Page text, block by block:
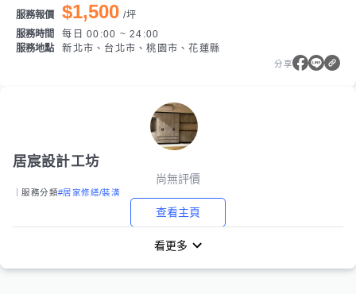
服務報價 $1,500 /坪
服務時間
每日 00:00 ~ 24:00
服務地點
新北市、台北市、桃園市、花蓮縣
分享
居宸設計工坊
尚無評價
｜服務分類#居家修繕/裝潢
查看主頁
看更多